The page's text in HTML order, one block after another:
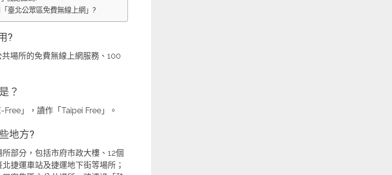
臺北公眾區免費無線上網」?
?
場所的免費無線上網服務、100
？
」，讀作「Taipei Free」。
地方?
部分，包括市府市政大樓、12個
捷運車站及捷運地下街等場所；